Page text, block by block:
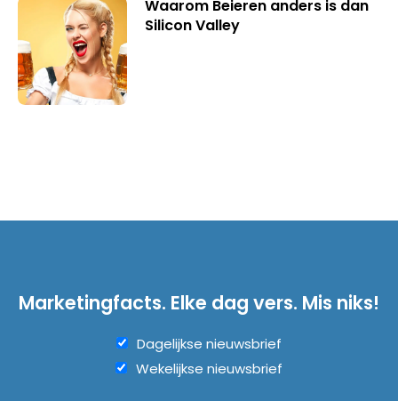
Waarom Beieren anders is dan
Silicon Valley
Marketingfacts. Elke dag vers. Mis niks!
Dagelijkse nieuwsbrief
Wekelijkse nieuwsbrief